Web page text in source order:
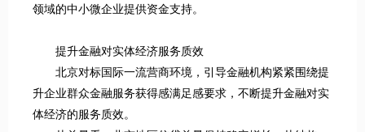
领域的中小微企业提供资金支持。
提升金融对实体经济服务质效
北京对标国际一流营商环境，引导金融机构紧紧围绕提
升企业群众金融服务获得感满足感要求，不断提升金融对实
体经济的服务质效。